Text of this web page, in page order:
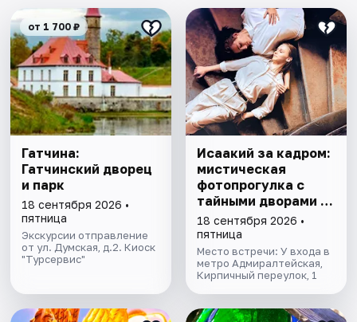
от 1 700 ₽
Гатчина:
Гатчинский дворец
и парк
18 сентября 2026 •
пятница
Экскурсии отправление
от ул. Думская, д.2. Киоск
"Турсервис"
Исаакий за кадром:
мистическая
фотопрогулка с
тайными дворами и
колоннадой
18 сентября 2026 •
пятница
Место встречи: У входа в
метро Адмиралтейская,
Кирпичный переулок, 1